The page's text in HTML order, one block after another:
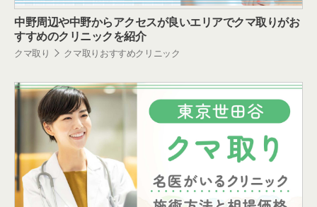
中野周辺や中野からアクセスが良いエリアでクマ取りがお
すすめのクリニックを紹介
クマ取り クマ取りおすすめクリニック